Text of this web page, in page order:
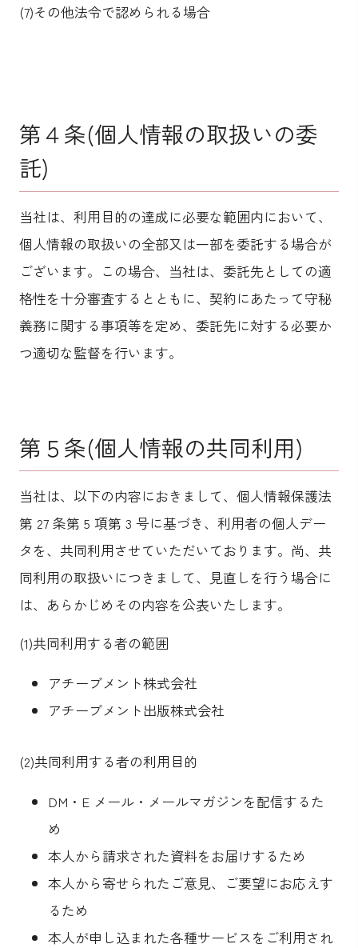
(7)その他法令で認められる場合
第４条(個人情報の取扱いの委
託)
当社は、利用目的の達成に必要な範囲内において、
個人情報の取扱いの全部又は一部を委託する場合が
ございます。この場合、当社は、委託先としての適
格性を十分審査するとともに、契約にあたって守秘
義務に関する事項等を定め、委託先に対する必要か
つ適切な監督を行います。
第５条(個人情報の共同利用)
当社は、以下の内容におきまして、個人情報保護法
第 27 条第 5 項第 3 号に基づき、利用者の個人デー
タを、共同利用させていただいております。尚、共
同利用の取扱いにつきまして、見直しを行う場合に
は、あらかじめその内容を公表いたします。
(1)共同利用する者の範囲
アチーブメント株式会社
アチーブメント出版株式会社
(2)共同利用する者の利用目的
DM・E メール・メールマガジンを配信するた
め
本人から請求された資料をお届けするため
本人から寄せられたご意見、ご要望にお応えす
るため
本人が申し込まれた各種サービスをご利用され